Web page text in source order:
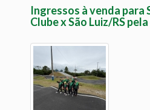
Ingressos à venda para
Clube x São Luiz/RS